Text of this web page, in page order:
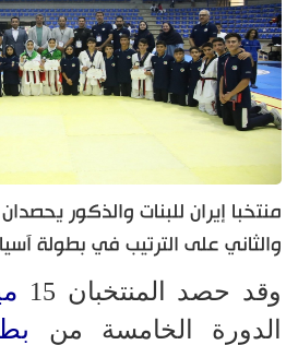
منتخبا إيران للبنات والذكور
والثاني على الترتيب في بطولة آسيا
وقد حصد المنتخبان 15
الدورة الخامسة من